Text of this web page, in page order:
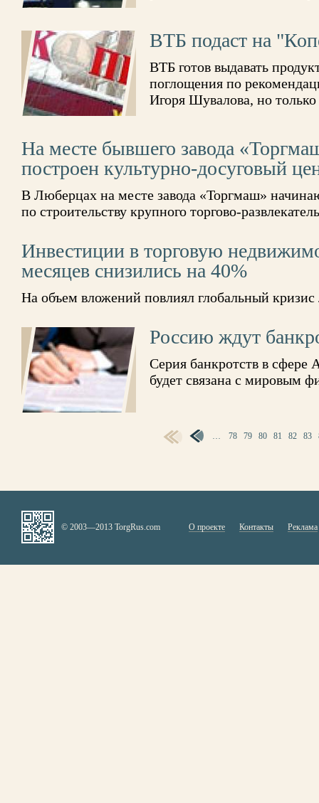
ВТБ подаст на
ВТБ готов выдавать
поглощения по
Игоря Шувалова, но
На месте бывшего завода
построен культурно-досуговый
В Люберцах на месте завода «Торгмаш»
по строительству крупного торгово-
Инвестиции в торговую
месяцев снизились на 40%
На объем вложений повлиял глобальный
Россию ждут
Серия банкротств в
будет связана с мировым
СТРАНИЦЫ
… 78 79 80 81 82 83
© 2003—2013 TorgRus.com О проекте Контакты Реклама